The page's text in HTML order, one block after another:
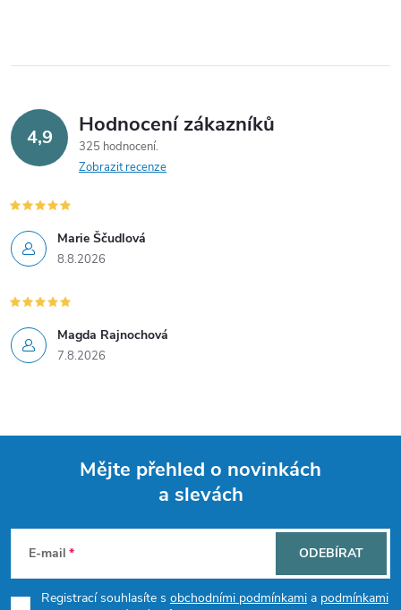
p
v
k
y
v
ý
p
i
4,9 Hodnocení zákazníků
325 hodnocení
Zobrazit recenze
Marie Ščudlová
8.8.2026
Magda Rajnochová
7.8.2026
p
Mějte přehled o novinkách
a slevách
E-mail
Registrací souhlasíte s obchodními podmínkami a podmínkami
ODEBÍRAT